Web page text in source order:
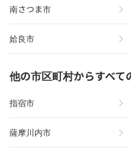
南さつま市 chevron_right
姶良市 chevron_right
他の市区町村からすべて
指宿市 chevron_right
薩摩川内市 chevron_right